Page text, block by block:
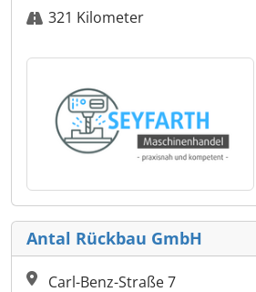
321 Kilometer
Antal Rückbau GmbH
Carl-Benz-Straße 7